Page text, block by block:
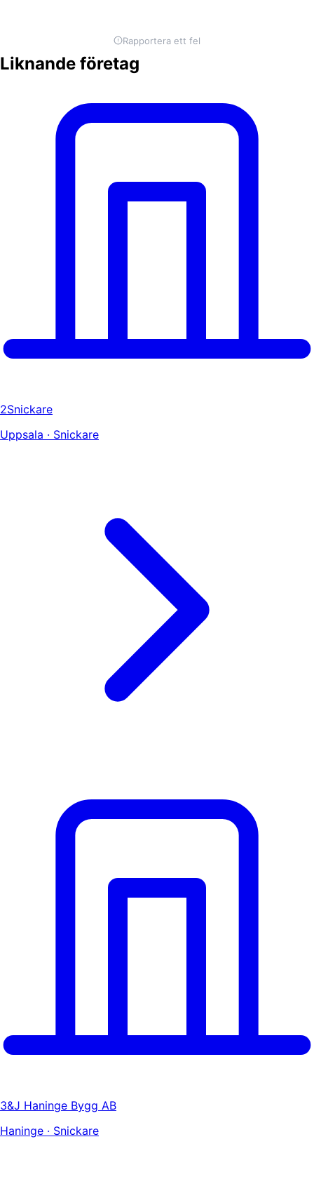
Rapportera ett fel
Liknande företag
2Snickare
Uppsala · Snickare
3&J Haninge Bygg AB
Haninge · Snickare